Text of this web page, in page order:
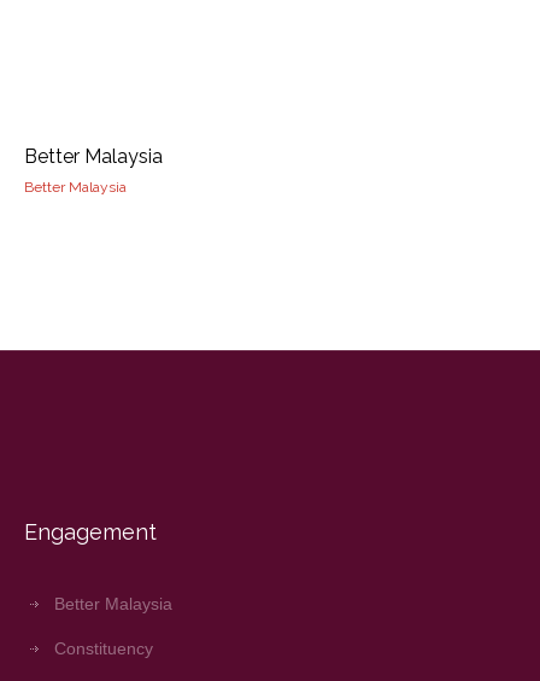
Better Malaysia
Better Malaysia
Engagement
Better Malaysia
Constituency